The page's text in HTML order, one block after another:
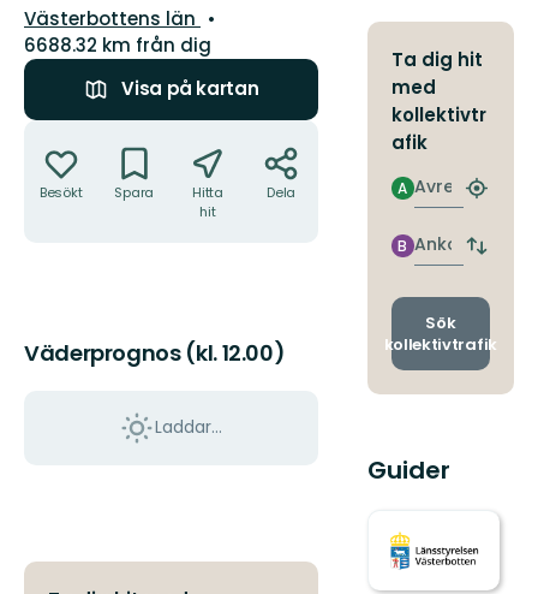
Län:
Västerbottens län
6688.32 km från dig
Visa på kartan
Besökt Spara
Hitta
hit
Dela
Väderprognos (kl. 12.00)
Laddar...
Ta dig hit
med
kollektivtr
afik
Avresa
A
Hitta
Ankomst
B
Byt
och
Sök
kollektivtrafik
Guider